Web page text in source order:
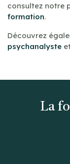
consultez notre
formation.
Découvrez
psychanalyste
La